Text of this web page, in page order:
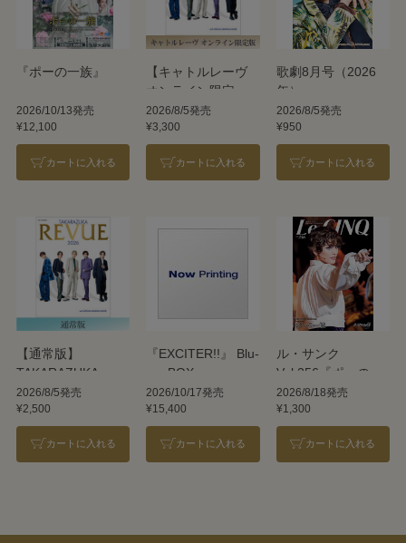
『ポーの一族』
2026/10/13発売
¥12,100
カートに入れる
【キャトルレーヴ
オンライン限定
版】TAKARAZUKA
REVUE 2026
2026/8/5発売
¥3,300
カートに入れる
歌劇8月号（2026
年）
2026/8/5発売
¥950
カートに入れる
【通常版】
TAKARAZUKA
REVUE 2026
2026/8/5発売
¥2,500
カートに入れる
『EXCITER!!』 Blu-
ray BOX
2026/10/17発売
¥15,400
カートに入れる
ル・サンク
Vol.256『ポーの一
族』＜雪組＞
2026/8/18発売
¥1,300
カートに入れる